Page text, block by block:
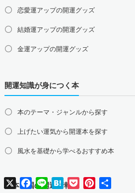
四国地方の占い師募集・求人
愛媛県の占い師募集・求人
九州地方の占い師募集・求人
大分県の占い師募集・求人
恋愛運アップの開運グッズ
結婚運アップの開運グッズ
金運アップの開運グッズ
健康運アップの開運グッズ
家庭運・家族運アップの開運グッズ
総合運・全体運アップの開運グッズ
2026年干支の午・馬の開運グッズ
幸運を呼ぶ、かわいい招き猫
開運知識が身につく本
本のテーマ・ジャンルから探す
上げたい運気から開運本を探す
風水を基礎から学べるおすすめ本
日本全国の開運情報
X Facebook
Line HatenaPocketPinterest